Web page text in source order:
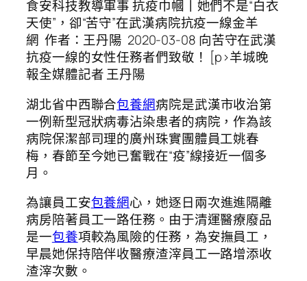
食安科技教導軍事 抗疫巾幗丨她們不是“白衣
天使”，卻“苦守”在武漢病院抗疫一線金羊
網 作者：王丹陽 2020-03-08 向苦守在武漢
抗疫一線的女性任務者們致敬！ [p>羊城晚
報全媒體記者 王丹陽
湖北省中西聯合包養網病院是武漢市收治第
一例新型冠狀病毒沾染患者的病院，作為該
病院保潔部司理的廣州珠實團體員工姚春
梅，春節至今她已奮戰在“疫”線接近一個多
月。
為讓員工安包養網心，她逐日兩次進進隔離
病房陪著員工一路任務。由于清運醫療廢品
是一包養項較為風險的任務，為安撫員工，
早晨她保持陪伴收醫療渣滓員工一路增添收
渣滓次數。